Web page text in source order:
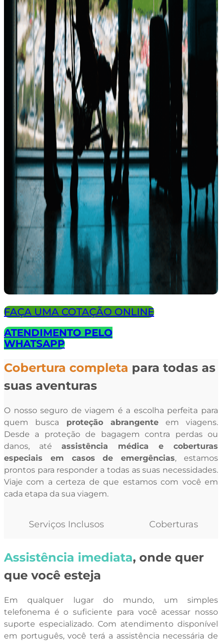
FAÇA UMA COTAÇÃO ONLINE
ATENDIMENTO PELO
WHATSAPP
Cobertura completa para todas as
suas aventuras
O nosso seguro de viagem é a escolha perfeita para
quem busca proteção abrangente em viagens.
Desde a proteção de bagagem contra perdas ou
danos, até assistência médica e coberturas
especiais em casos de emergências, estamos
prontos para responder a todas as suas necessidades.
Viaje com a certeza de que estamos com você em
cada etapa da sua viagem.
Serviços Inclusos Coberturas
Assistência imediata, onde quer
que você esteja
Em qualquer lugar do mundo, um simples
telefonema é o suficiente para você acessar nosso
suporte especializado. Com atendimento disponível
em português, você terá a assistência necessária de